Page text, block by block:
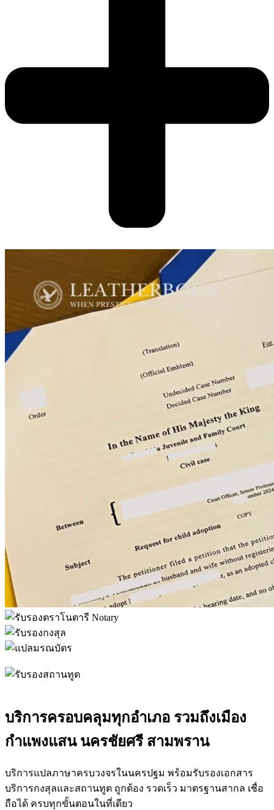
บริการครอบคลุมทุกอำเภอ รวมถึงเมือง
กำแพงแสน นครชัยศรี สามพราน
บริการแปลภาษาครบวงจรในนครปฐม พร้อมรับรองเอกสาร
บริการกงสุลและสถานทูต ถูกต้อง รวดเร็ว มาตรฐานสากล เชื่อ
ถือได้ ครบทุกขั้นตอนในที่เดียว